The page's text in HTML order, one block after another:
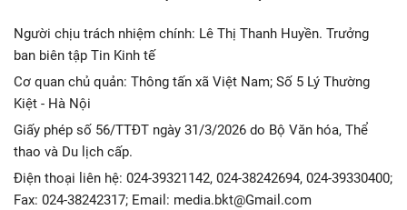
Người chịu trách nhiệm chính: Lê Thị Thanh Huyền. Trưởng
ban biên tập Tin Kinh tế
Cơ quan chủ quản: Thông tấn xã Việt Nam; Số 5 Lý Thường
Kiệt - Hà Nội
Giấy phép số 56/TTĐT ngày 31/3/2026 do Bộ Văn hóa, Thể
thao và Du lịch cấp.
Điện thoại liên hệ: 024-39321142, 024-38242694, 024-39330400;
Fax: 024-38242317; Email: media.bkt@Gmail.com